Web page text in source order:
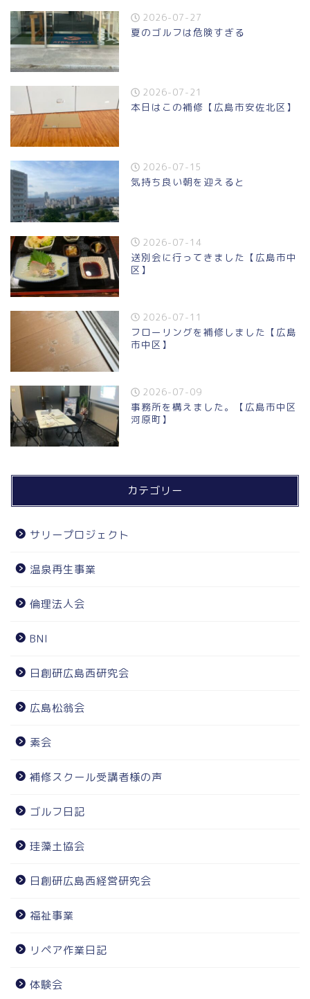
2026-07-27
夏のゴルフは危険すぎる
2026-07-21
本日はこの補修【広島市安佐北区】
2026-07-15
気持ち良い朝を迎えると
2026-07-14
送別会に行ってきました【広島市中
区】
2026-07-11
フローリングを補修しました【広島
市中区】
2026-07-09
事務所を構えました。【広島市中区
河原町】
カテゴリー
サリープロジェクト
温泉再生事業
倫理法人会
BNI
日創研広島西研究会
広島松翁会
素会
補修スクール受講者様の声
ゴルフ日記
珪藻土協会
日創研広島西経営研究会
福祉事業
リペア作業日記
体験会